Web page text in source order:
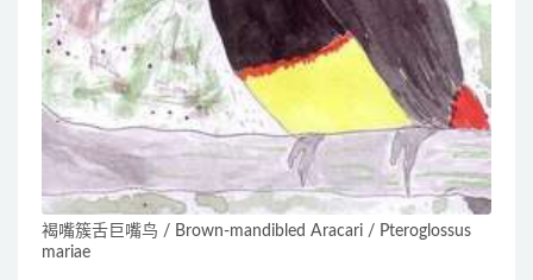
褐嘴簇舌巨嘴鸟 / Brown-mandibled Aracari / Pteroglossus
mariae